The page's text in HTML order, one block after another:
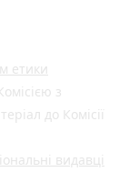
етики
з
до Комісії
видавці